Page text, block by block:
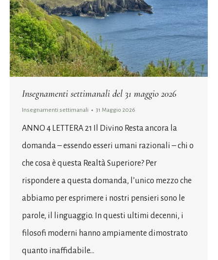
Insegnamenti settimanali del 31 maggio 2026
Insegnamenti settimanali 31 Maggio 2026
ANNO 4 LETTERA 21 Il Divino Resta ancora la
domanda – essendo esseri umani razionali – chi o
che cosa è questa Realtà Superiore? Per
rispondere a questa domanda, l’unico mezzo che
abbiamo per esprimere i nostri pensieri sono le
parole, il linguaggio. In questi ultimi decenni, i
filosofi moderni hanno ampiamente dimostrato
quanto inaffidabile…